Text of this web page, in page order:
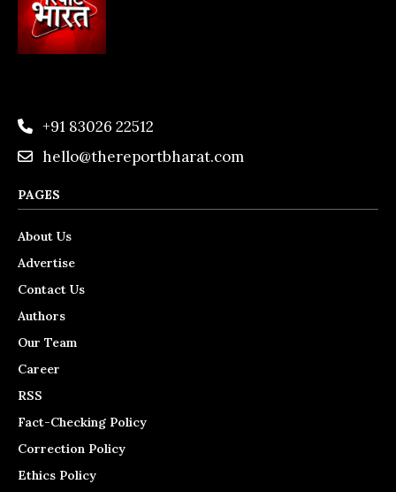
+91 83026 22512
hello@thereportbharat.com
PAGES
About Us
Advertise
Contact Us
Authors
Our Team
Career
RSS
Fact-Checking Policy
Correction Policy
Ethics Policy